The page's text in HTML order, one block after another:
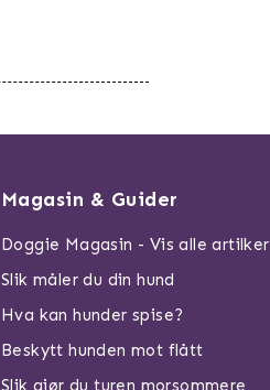
Magasin & Guider
Doggie Magasin - Vis alle artilker
Slik måler du din hund
Hva kan hunder spise?
Beskytt hunden mot flått
Slik gjør du turen morsommere